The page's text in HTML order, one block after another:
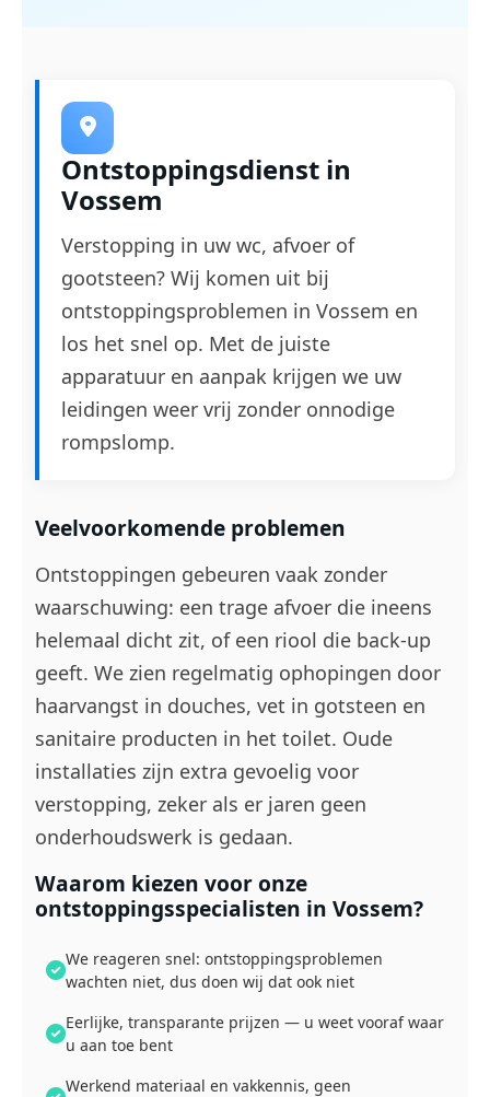
Ontstoppingsdienst in
Vossem
Verstopping in uw wc, afvoer of
gootsteen? Wij komen uit bij
ontstoppingsproblemen in Vossem en
los het snel op. Met de juiste
apparatuur en aanpak krijgen we uw
leidingen weer vrij zonder onnodige
rompslomp.
Veelvoorkomende problemen
Ontstoppingen gebeuren vaak zonder
waarschuwing: een trage afvoer die ineens
helemaal dicht zit, of een riool die back-up
geeft. We zien regelmatig ophopingen door
haarvangst in douches, vet in gotsteen en
sanitaire producten in het toilet. Oude
installaties zijn extra gevoelig voor
verstopping, zeker als er jaren geen
onderhoudswerk is gedaan.
Waarom kiezen voor onze
ontstoppingsspecialisten in Vossem?
We reageren snel: ontstoppingsproblemen
wachten niet, dus doen wij dat ook niet
Eerlijke, transparante prijzen — u weet vooraf waar
u aan toe bent
Werkend materiaal en vakkennis, geen